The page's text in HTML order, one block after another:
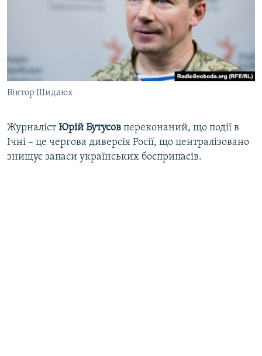
Віктор Шидлюх
ЖурналістЮрій Бутусов переконаний, що події в
Ічні – це чергова диверсія Росії, що централізовано
знищує запаси українських боєприпасів.